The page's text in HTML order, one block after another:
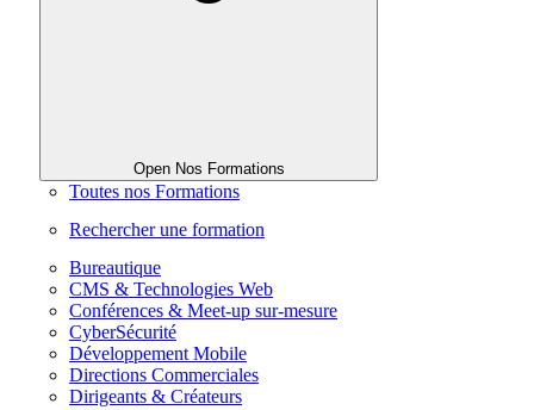
Open Nos Formations
Toutes nos Formations
Rechercher une formation
Bureautique
CMS & Technologies Web
Conférences & Meet-up sur-mesure
CyberSécurité
Développement Mobile
Directions Commerciales
Dirigeants & Créateurs